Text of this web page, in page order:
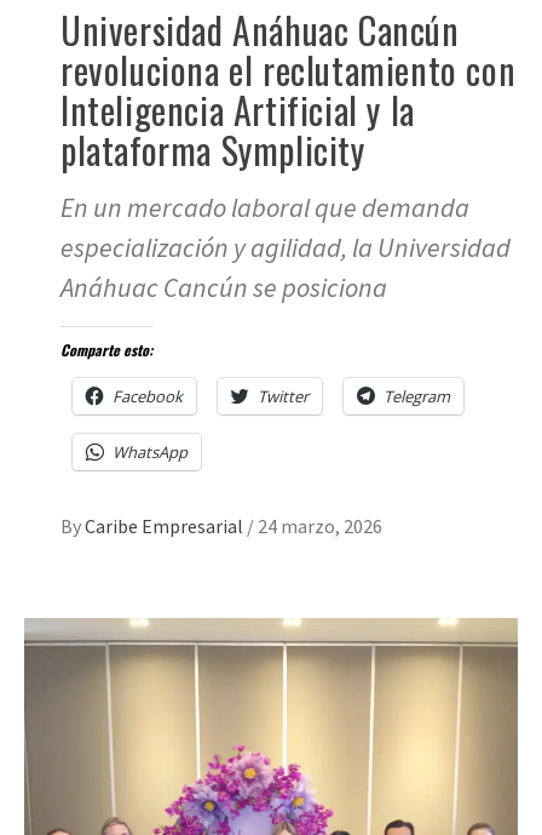
Universidad Anáhuac Cancún
revoluciona el reclutamiento con
Inteligencia Artificial y la
plataforma Symplicity
En un mercado laboral que demanda
especialización y agilidad, la Universidad
Anáhuac Cancún se posiciona
Comparte esto:
Facebook Twitter Telegram
WhatsApp
ByCaribe Empresarial / 24 marzo, 2026